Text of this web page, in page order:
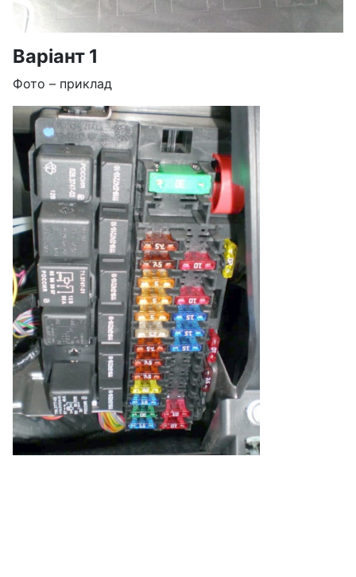
Варіант 1
Фото – приклад